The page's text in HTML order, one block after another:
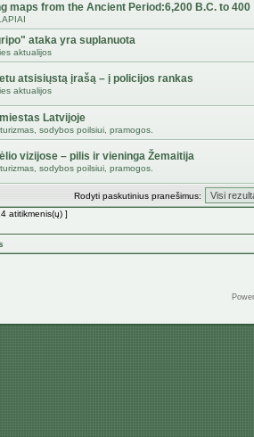
maps from the Ancient Period:6,200 B.C. to 400
ataka yra suplanuota
aktualijos
atsisiųstą įrašą – į policijos rankas
aktualijos
Latvijoje
sodybos poilsiui, pramogos.
vizijose – pilis ir vieninga Žemaitija
sodybos poilsiui, pramogos.
Rodyti paskutinius pranešimus:
atitikmenis(ų) ]